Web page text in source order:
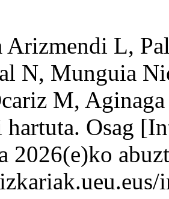
Arizmendi L,
N, Munguia
M,
Osag
2026(e)ko